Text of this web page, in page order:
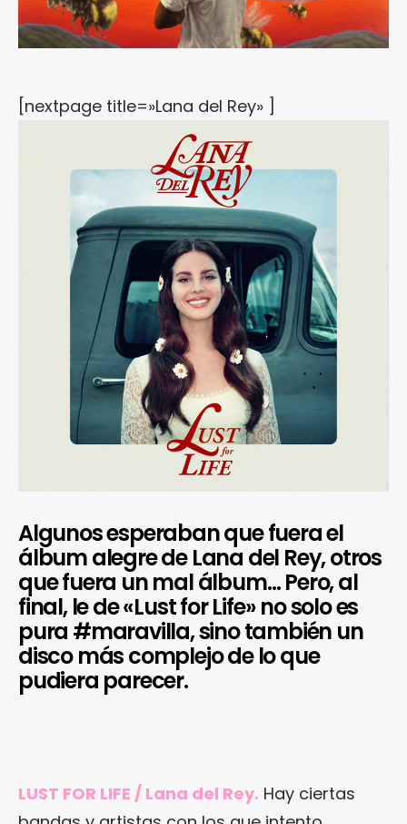
[nextpage title=»Lana del Rey» ]
Algunos esperaban que fuera el
álbum alegre de Lana del Rey, otros
que fuera un mal álbum… Pero, al
final, le de «Lust for Life» no solo es
pura #maravilla, sino también un
disco más complejo de lo que
pudiera parecer.
LUST FOR LIFE / Lana del Rey. Hay ciertas
continúa ensinceramente.cc.